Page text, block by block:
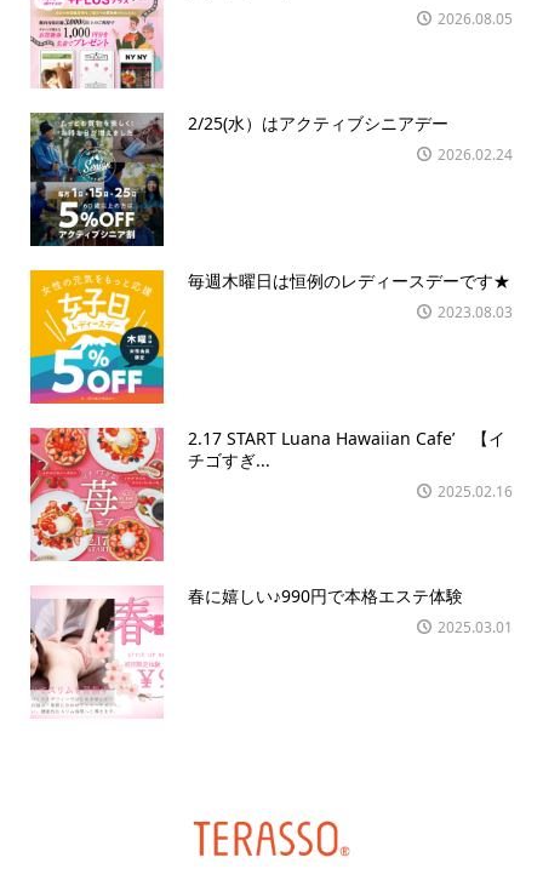
2026.08.05
2/25(水）はアクティブシニアデー
2026.02.24
毎週木曜日は恒例のレディースデーです★
2023.08.03
2.17 START Luana Hawaiian Cafe’ 【イ
チゴすぎ...
2025.02.16
春に嬉しい♪990円で本格エステ体験
2025.03.01